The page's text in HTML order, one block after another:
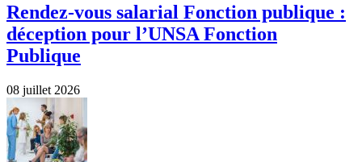
Rendez-vous salarial Fonction publique :
déception pour l’UNSA Fonction
Publique
08 juillet 2026